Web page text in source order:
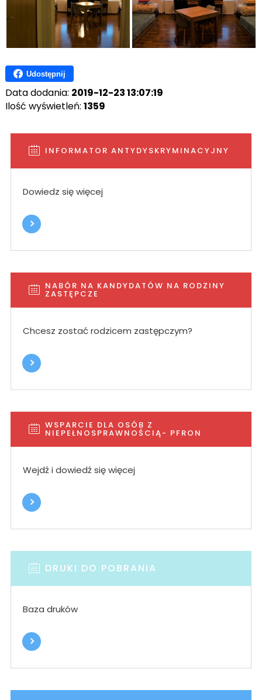
Udostępnij
Data dodania: 2019-12-23 13:07:19
Ilość wyświetleń: 1359
INFORMATOR ANTYDYSKRYMINACYJNY
Dowiedz się więcej
NABÓR NA KANDYDATÓW NA RODZINY
ZASTĘPCZE
Chcesz zostać rodzicem zastępczym?
WSPARCIE DLA OSÓB Z
NIEPEŁNOSPRAWNOŚCIĄ- PFRON
Wejdź i dowiedź się więcej
DRUKI DO POBRANIA
Baza druków